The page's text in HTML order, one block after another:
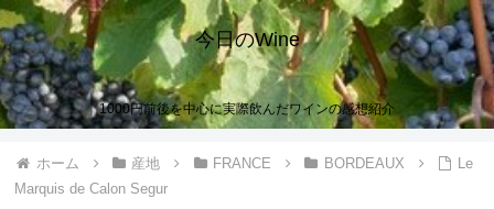
今日のWine
1000円前後を中心に実際飲んだワインの感想紹介
ホーム 産地 FRANCE BORDEAUX
Le
Marquis de Calon Segur